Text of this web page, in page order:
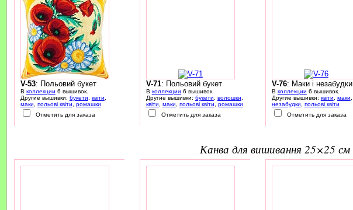
V-53: Польовий букет
В коллекции 6 вышивок.
Другие вышивки: букети квіти
маки
польові квіти
ромашки
Отметить для заказа
V-71: Польовий букет
В коллекции 6 вышивок.
Другие вышивки: букети волошки
квіти
маки польові квіти
ромашки
Отметить для заказа
V-76: Маки і незабудки
В коллекции 6 вышивок.
Другие вышивки: квіти маки
незабудки
польові квіти
Отметить для заказа
канва для вишивання 25×25 см